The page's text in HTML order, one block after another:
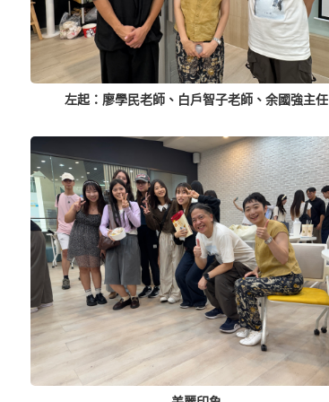
左起：廖學民老師、白戶智子老師、余國強主任